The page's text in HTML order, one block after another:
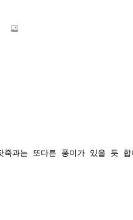
죽과는 또다른 풍미가 있을 듯